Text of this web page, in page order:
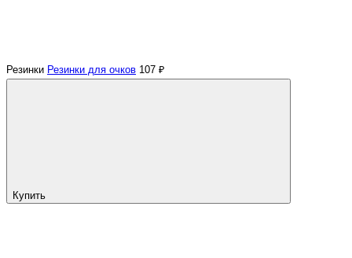
Резинки Резинки для очков 107 ₽
Купить